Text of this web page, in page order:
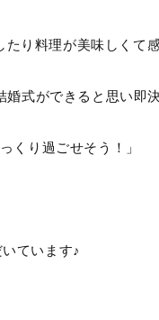
り料理が美味しくて感
式ができると思い即決
くり過ごせそう！」
ています♪